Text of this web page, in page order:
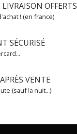
LIVRAISON OFFERTS
! (en france)
SÉCURISÉ
VENTE
(sauf la nuit...)